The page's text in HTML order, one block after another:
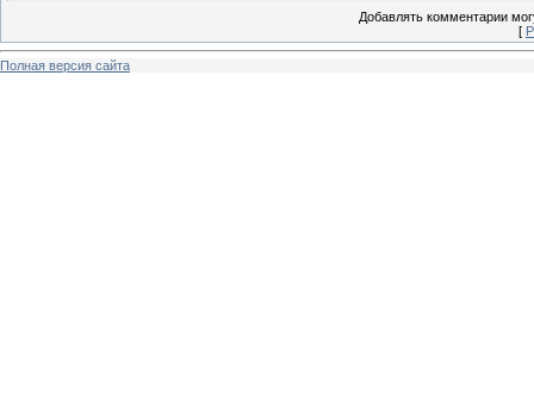
Добавлять комментарии
[
Полная версия сайта